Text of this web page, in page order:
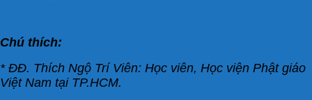
Chú thích:
* ĐĐ. Thích Ngộ Trí Viên: Học viên, Học viện Phật giáo
Việt Nam tại TP.HCM.